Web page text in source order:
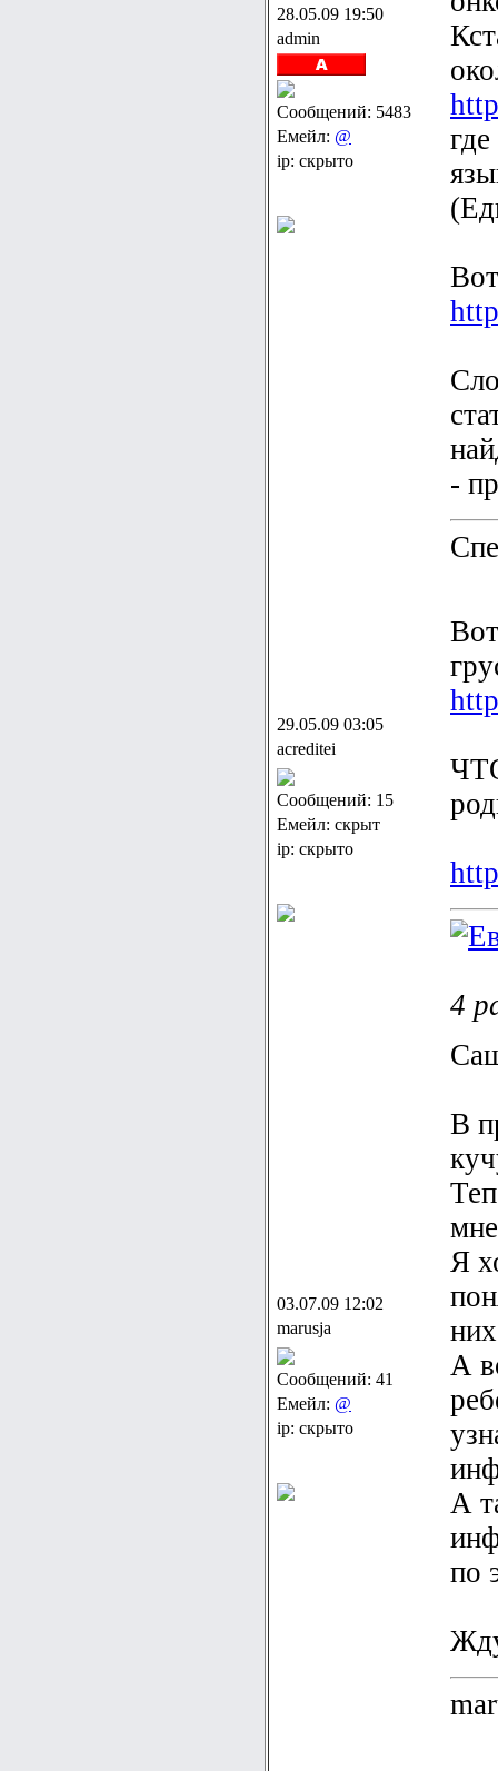
28.05.09 19:50
admin
Сообщений: 5483
Емейл: @
ip: скрыто
-
29.05.09 03:05
acreditei
Сообщений: 15
Емейл: скрыт
ip: скрыто
4
03.07.09 12:02
marusja
Сообщений: 41
Емейл: @
ip: скрыто
В
Я
А
А
по